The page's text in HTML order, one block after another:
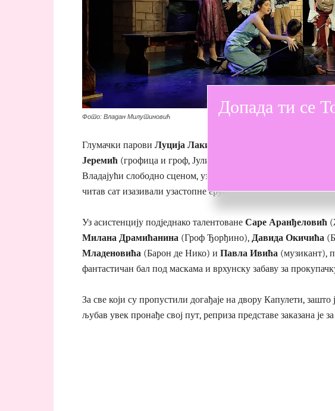
Фото: Владан Милутиновић
Глумачки парови Луција Лакићевић и Лука Милић
Јеремић (грофица и гроф, Јулијини родитељи) дали су
Владајући слободно сценом, уз неприметну (а увек здраву
читав сат изазивали узастопне ерупције смеха.
Уз асистенцију подједнако талентоване Саре Аранђеловић
Милана Драмићанина (Гроф Ђорђино), Давида Окичића
Младеновића (Барон де Нико) и Павла Ивића (музикант),
фантастичан бал под маскама и врхунску забаву за
За све који су пропустили догађаје на двору Капулети,
љубав увек пронађе свој пут, реприза представе заказана је
Допада ти се